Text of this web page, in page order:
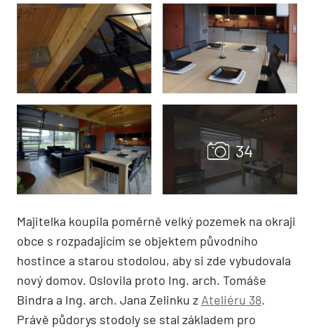
Majitelka koupila poměrně velký pozemek na okraji
obce s rozpadajícím se objektem původního
hostince a starou stodolou, aby si zde vybudovala
nový domov. Oslovila proto Ing. arch. Tomáše
Bindra a Ing. arch. Jana Zelinku z Ateliéru 38.
Právě půdorys stodoly se stal základem pro